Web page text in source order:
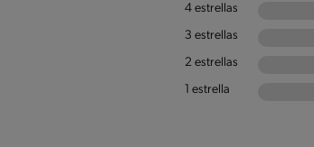
4 estrellas
3 estrellas
2 estrellas
1 estrella